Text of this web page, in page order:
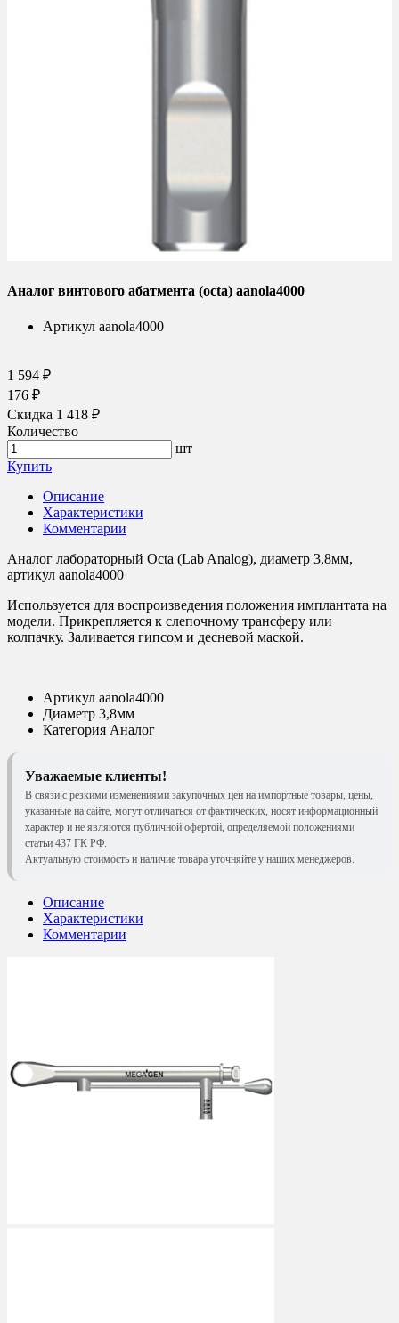
Аналог винтового абатмента (octa) aanola4000
Артикул aanola4000
1 594 ₽
176 ₽
Скидка 1 418 ₽
Количество
шт
Купить
Описание
Характеристики
Комментарии
Аналог лабораторный Octa (Lab Analog), диаметр 3,8мм,
артикул aanola4000
Используется для воспроизведения положения имплантата на
модели. Прикрепляется к слепочному трансферу или
колпачку. Заливается гипсом и десневой маской.
Артикул aanola4000
Диаметр 3,8мм
Категория Аналог
Уважаемые клиенты!
В связи с резкими изменениями закупочных цен на импортные товары, цены,
указанные на сайте, могут отличаться от фактических, носят информационный
характер и не являются публичной офертой, определяемой положениями
статьи 437 ГК РФ.
Актуальную стоимость и наличие товара уточняйте у наших менеджеров.
Описание
Характеристики
Комментарии